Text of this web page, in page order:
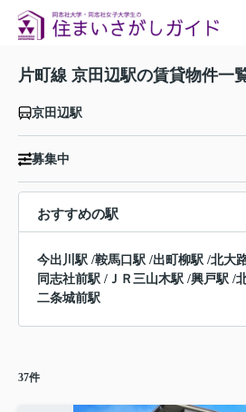
片町線 京田辺駅の賃貸物件一
京田辺駅
募集中
おすすめの駅
今出川駅 /鞍馬口駅 /出町柳駅 /北大
同志社前駅 / ＪＲ三山木駅 /興戸駅 /
二条城前駅
37件